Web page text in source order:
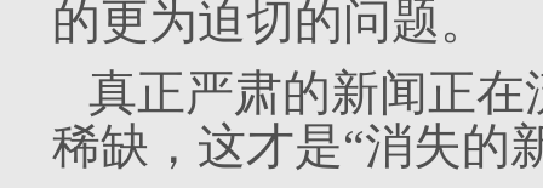
的更为迫切的问题。
真正严肃的新闻正
稀缺，这才是“消失的